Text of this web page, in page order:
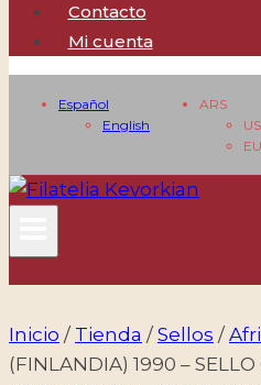
Contacto
Mi cuenta
Español
English
ARS
Inicio / Tienda / Sellos /
(FINLANDIA) 1990 –